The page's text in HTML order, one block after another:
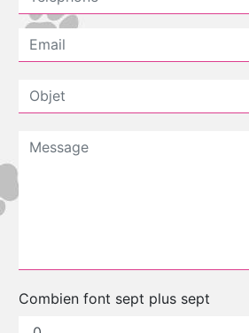
Combien font sept plus sept